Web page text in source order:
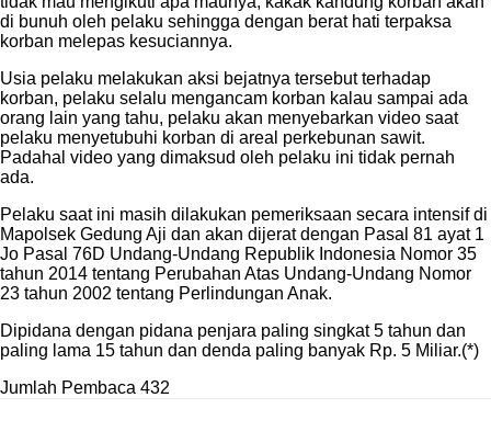
di bunuh oleh pelaku sehingga dengan berat hati terpaksa
korban melepas kesuciannya.
Usia pelaku melakukan aksi bejatnya tersebut terhadap
korban, pelaku selalu mengancam korban kalau sampai ada
orang lain yang tahu, pelaku akan menyebarkan video saat
pelaku menyetubuhi korban di areal perkebunan sawit.
Padahal video yang dimaksud oleh pelaku ini tidak pernah
ada.
Pelaku saat ini masih dilakukan pemeriksaan secara intensif di
Mapolsek Gedung Aji dan akan dijerat dengan Pasal 81 ayat 1
Jo Pasal 76D Undang-Undang Republik Indonesia Nomor 35
tahun 2014 tentang Perubahan Atas Undang-Undang Nomor
23 tahun 2002 tentang Perlindungan Anak.
Dipidana dengan pidana penjara paling singkat 5 tahun dan
paling lama 15 tahun dan denda paling banyak Rp. 5 Miliar.(*)
Jumlah Pembaca 432